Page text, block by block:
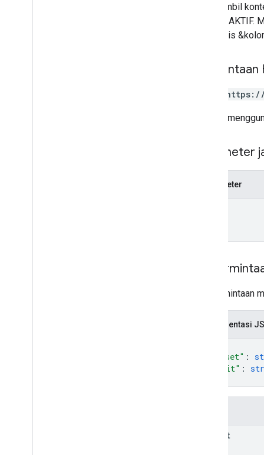
Mengambil
laporan
nilai baris
Permintaan
POST
URL ini
Parameter
Parameter
Isi
Isi permintaan
Representasi
"offset" :
"limit" :
offset